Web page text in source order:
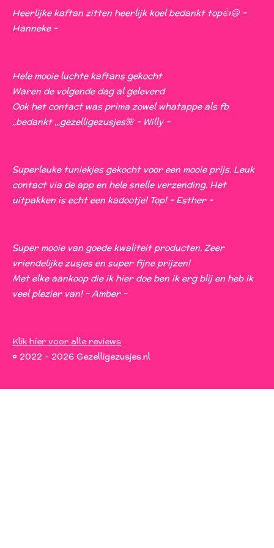
s
t
n n n n
Heerlijke kaftan zitten heerlijk koel bedankt top👍😃 -
Hanneke -
Hele mooie luchte kaftans gekocht
Waren de volgende dag al geleverd
Ook het contact was prima zowel whatappe als fb
,,bedankt ,,,gezelligezusjes🌺 - Willy -
Superleuke tuniekjes gekocht voor een mooie prijs. Leuk
contact via de app en hele snelle verzending. Het
uitpakken is echt een kadootje! Top! - Esther -
Super mooie van goede kwaliteit producten. Zeer
vriendelijke zusjes en super fijne prijzen!
Met elke aankoop die ik hier doe ben ik erg blij en heb ik
veel plezier van! - Amber -
Klik hier voor alle reviews
© 2022 - 2026 Gezelligezusjes.nl